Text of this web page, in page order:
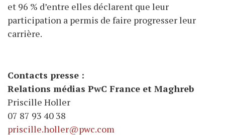
et 96 % d’entre elles déclarent que leur
participation a permis de faire progresser leur
carrière.
Contacts presse :
Relations médias PwC France et Maghreb
Priscille Holler
07 87 93 40 38
priscille.holler@pwc.com